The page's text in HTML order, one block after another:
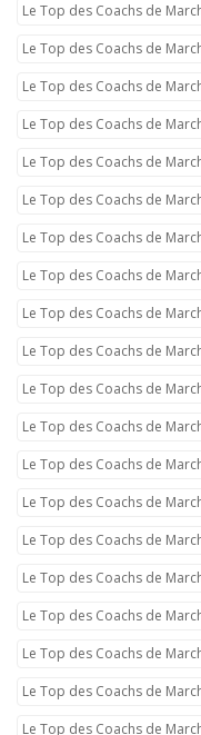
Le Top des Coachs de
Le Top des Coachs de
Le Top des Coachs de
Le Top des Coachs de
Le Top des Coachs de
Le Top des Coachs de
Le Top des Coachs de
Le Top des Coachs de
Le Top des Coachs de
Le Top des Coachs de
Le Top des Coachs de
Le Top des Coachs de
Le Top des Coachs de
Le Top des Coachs de
Le Top des Coachs de
Le Top des Coachs de
Le Top des Coachs de
Le Top des Coachs de
Le Top des Coachs de
Le Top des Coachs de